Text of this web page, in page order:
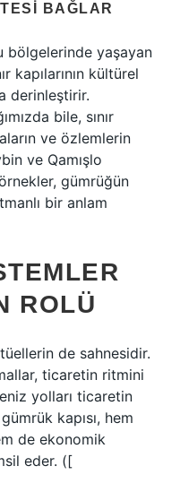
BAĞLAR
bölgelerinde yaşayan
kapılarının kültürel
derinleştirir.
bile, sınır
ve özlemlerin
ve Qamışlo
gümrüğün
bir anlam
ROLÜ
de sahnesidir.
ticaretin ritmini
yolları ticaretin
kapısı, hem
de ekonomik
eder. ([